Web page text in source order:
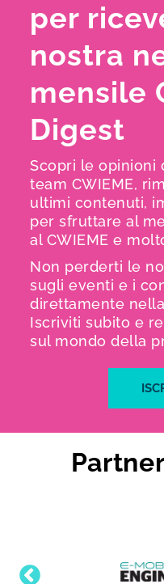
per
nostra
mensile
Digest
Scopri le opinioni
team CWIEME,
ultimi contenuti,
per sfruttare al
al CWIEME e
Non perderti le
sugli eventi e i
direttamente
Iscriviti subito e
sul mondo della